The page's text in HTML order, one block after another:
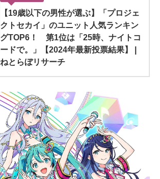
【19歳以下の男性が選ぶ】「プロジェ
クトセカイ」のユニット人気ランキン
グTOP6！ 第1位は「25時、ナイトコ
ードで。」【2024年最新投票結果】 |
ねとらぼリサーチ